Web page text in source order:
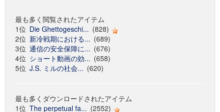
最も多く閲覧されたアイテム
1位 Die Ghettogeschi... (828)
2位 新冷戦期における... (689)
3位 通信の安全保障に... (676)
4位 ショート動画の効... (658)
5位 J.S. ミルの社会... (620)
最も多くダウンロードされたアイテム
1位 The perpetual fa... (2552)